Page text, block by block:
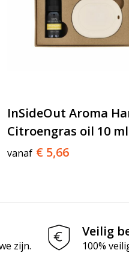
InSideOut Aroma
Citroengras oil 10 ml
vanaf € 5,66
zijn.
Veilig
100%